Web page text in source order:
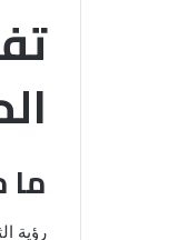
ما
رؤية